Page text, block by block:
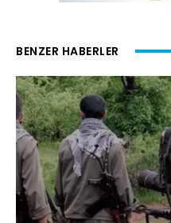
BENZER HABERLER